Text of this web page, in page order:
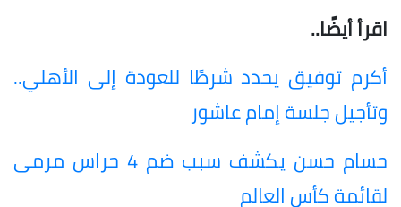
اقرأ أيضًا..
أكرم توفيق يحدد شرطًا للعودة إلى الأهلي..
وتأجيل جلسة إمام عاشور
حسام حسن يكشف سبب ضم 4 حراس مرمى
لقائمة كأس العالم